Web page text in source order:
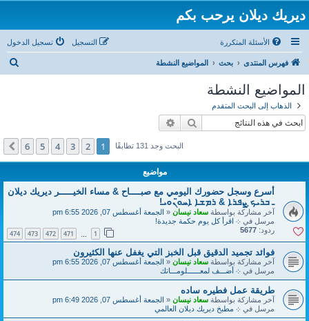
ديريك ديلان يرحب بكم
الأسئلة المتكررة تسجيل الدخول التسجيل
فهرس المنتدى بحث المواضيع النشطة
ب
المواضيع النشطة
الذهاب إلى البحث المتقدم
بحث
البحث وجد 131 تطابقًا 1
2
3
4
5
6 التالي
مواضيع
أسرع وسجل حضورك اليومي مع صبــــاح & مساء الخيـــــر ديريك ديلان
ـ ܒܪܝܟ̣ ܨܦܪܐ & ܪܡܫܐ ܐܚܘ̈ܢܘܝ!
آخر مشاركة بواسطةسعاد نيسان«الجمعة أغسطس 07, 2026 6:55 pm
مرسل في܀ اقرأ كل يوم حكمة جديدة!
ردود: 5677
471
472
473
474
فوائد تجميد الدقيق قبل الخبز التي يغفل عنها الكثيرون
آخر مشاركة بواسطةسعاد نيسان«الجمعة أغسطس 07, 2026 6:55 pm
مرسل في܀ أضـــف لمعــــــلومـــاتك
طريقة عمل فطيره ساده
آخر مشاركة بواسطةسعاد نيسان«الجمعة أغسطس 07, 2026 6:49 pm
مرسل في܀ مطبخ ديريك ديلان العالمي